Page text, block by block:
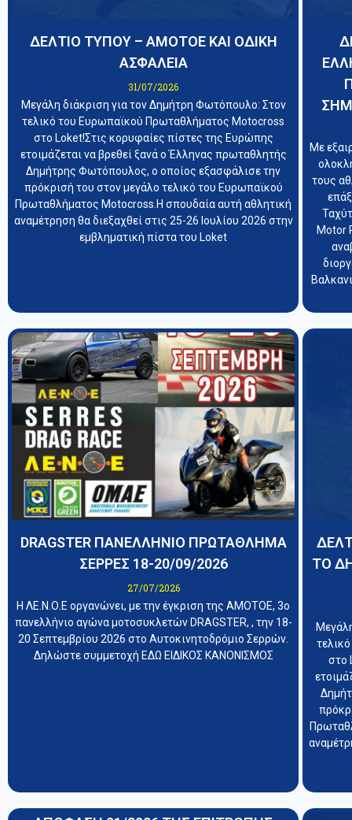
ΔΕΛΤΙΟ ΤΥΠΟΥ – ΑΜΟΤΟΕ ΚΑΙ ΟΔΙΚΗ
ΑΣΦΑΛΕΙΑ
31/07/2026
Μεγάλη διάκριση για τον Δημήτρη Φωτόπουλο: Στον
τελικό του Ευρωπαϊκού Πρωταθλήματος Motocross
στο Loket!Στις κορυφαίες πίστες της Ευρώπης
ετοιμάζεται να βρεθεί ξανά ο Έλληνας πρωταθλητής
Δημήτρης Φωτόπουλος, ο οποίος εξασφάλισε την
πρόκρισή του στον μεγάλο τελικό του Ευρωπαϊκού
Πρωταθλήματος Motocross.Η σπουδαία αυτή αθλητική
αναμέτρηση θα διεξαχθεί στις 25-26 Ιουλίου 2026 στην
εμβληματική πίστα του Loket
Με
τους
Motor
DRAGSTER ΠΑΝΕΛΛΗΝΙΟ ΠΡΩΤΑΘΛΗΜΑ
ΣΕΡΡΕΣ 18-20/09/2026
27/07/2026
Η ΛΕ.Ν.Ο.Ε οργανώνει, με την έγκριση της ΑΜΟΤΟΕ, 3ο
πανελλήνιο αγώνα μοτοσυκλετών DRAGSTER, , την 18-
20 Σεπτεμβρίου 2026 στο Αυτοκινητοδρόμιο Σερρών.
Δηλώστε συμμετοχή ΕΔΩ ΕΙΔΙΚΟΣ ΚΑΝΟΝΙΣΜΟΣ
ΤΟ
στο